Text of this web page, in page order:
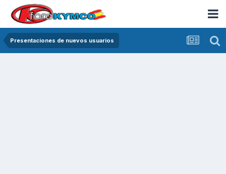
Presentaciones de nuevos usuarios